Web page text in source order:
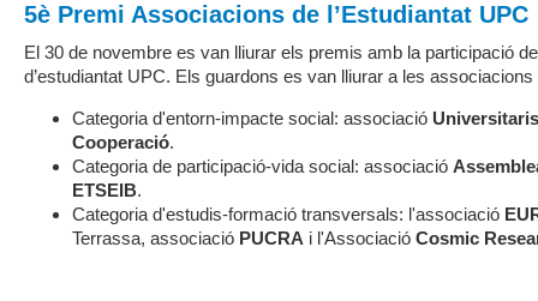
5è Premi Associacions de l’Estudiantat UPC
El 30 de novembre es van lliurar els premis amb la participació
d’estudiantat UPC. Els guardons es van lliurar a les
Categoria d'entorn-impacte social: associació
Cooperació.
Categoria de participació-vida social: associació
ETSEIB.
Categoria d'estudis-formació transversals: l'associació
Terrassa, associació PUCRA i l'Associació Cosmic